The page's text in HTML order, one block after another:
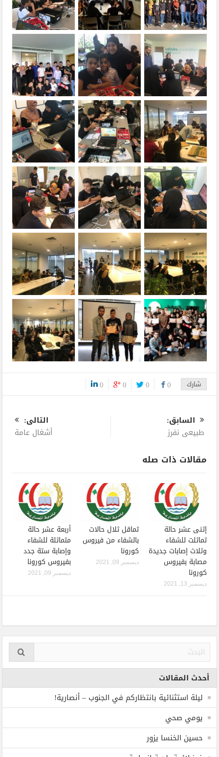
شارك 0
0
0
0
السابق:
طبيعي نفرز
التالى:
أشغال عامة
مقالات ذات صله
إثنى عشر حالة
تماثلت للشفاء
وثلاث إصابات جديدة
مصابة بفيروس
كورونا
ديسمبر 13, 2021
تماقل ثلال حالات
بالشفاء من فيروس
كورونا
ديسمبر 09, 2021
أربعة عشر حالة
متماثلة للشفاء
وإصابة ستة جدد
بفيروس كورونا
ديسمبر 09, 2021
أحدث المقالات
ليلة استثنائية بانتظاركم في الجنوب – أنصارية!
يومي صحي
حسين الخنسا يزور